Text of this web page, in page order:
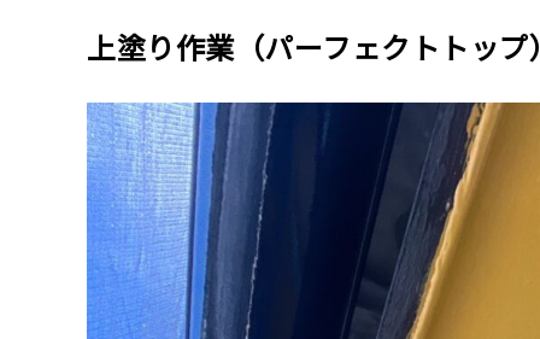
上塗り作業（パーフェクトトップ